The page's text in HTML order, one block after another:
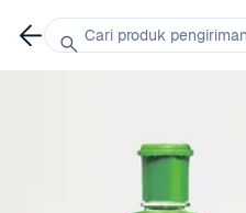
Cari produk